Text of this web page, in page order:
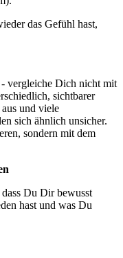
das Gefühl hast,
vergleiche Dich nicht mit
sichtbarer
und viele
sich ähnlich unsicher.
sondern mit dem
Du Dir bewusst
hast und was Du